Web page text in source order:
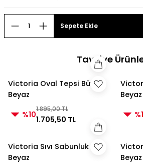
Sepete Ekle
Tavsiye
Victoria Oval Tepsi Büyük
Beyaz
%10
1.895,00 TL
1.705,50 TL
Beyaz
Victoria Sıvı Sabunluk
Beyaz
Beyaz